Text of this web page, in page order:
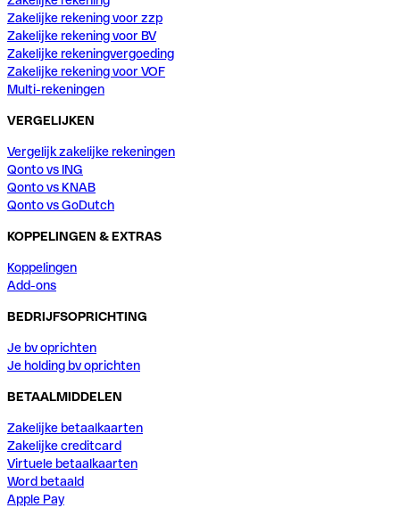
Zakelijke rekening voor zzp
Zakelijke rekening voor BV
Zakelijke rekeningvergoeding
Zakelijke rekening voor VOF
Multi-rekeningen
VERGELIJKEN
Vergelijk zakelijke rekeningen
Qonto vs ING
Qonto vs KNAB
Qonto vs GoDutch
KOPPELINGEN & EXTRAS
Koppelingen
Add-ons
BEDRIJFSOPRICHTING
Je bv oprichten
Je holding bv oprichten
BETAALMIDDELEN
Zakelijke betaalkaarten
Zakelijke creditcard
Virtuele betaalkaarten
Word betaald
Apple Pay